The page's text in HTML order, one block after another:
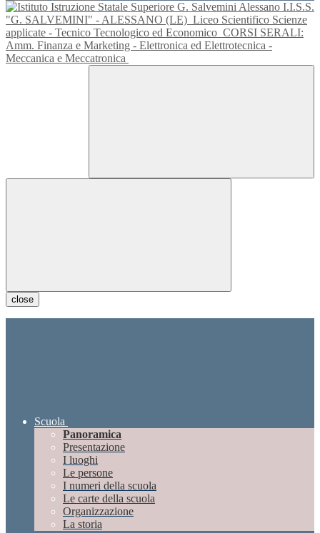
I.I.S.S.
"G. SALVEMINI" - ALESSANO (LE) Liceo Scientifico Scienze
applicate - Tecnico Tecnologico ed Economico CORSI SERALI:
Amm. Finanza e Marketing - Elettronica ed Elettrotecnica -
Meccanica e Meccatronica
close
Scuola
Panoramica
Presentazione
I luoghi
Le persone
I numeri della scuola
Le carte della scuola
Organizzazione
La storia